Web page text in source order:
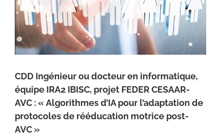
CDD Ingénieur ou docteur en informatique,
équipe IRA2 IBISC, projet FEDER CESAAR-
AVC : « Algorithmes d’IA pour l’adaptation de
protocoles de rééducation motrice post-
AVC »